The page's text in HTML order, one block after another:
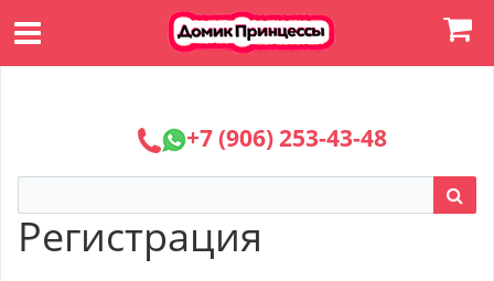
+7 (906) 253-43-48
Регистрация